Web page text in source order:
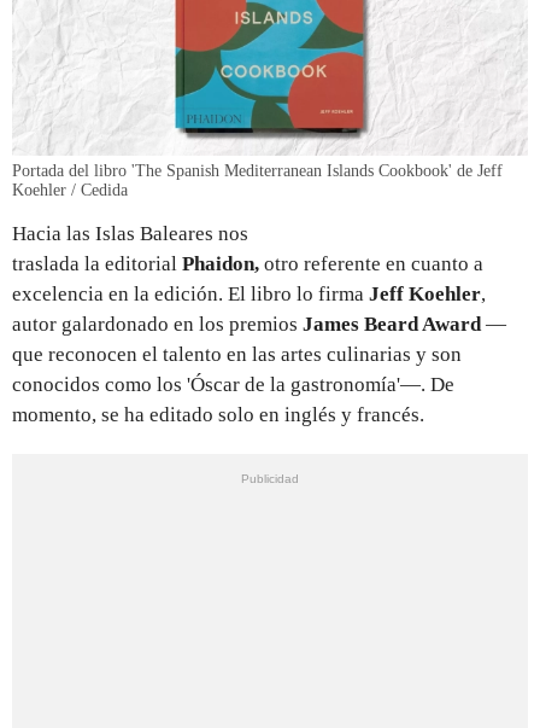
Portada del libro 'The Spanish Mediterranean Islands Cookbook' de Jeff
Koehler / Cedida
Hacia las Islas Baleares nos
traslada la editorial Phaidon, otro referente en cuanto a
excelencia en la edición. El libro lo firma Jeff Koehler,
autor galardonado en los premios James Beard Award —
que reconocen el talento en las artes culinarias y son
conocidos como los 'Óscar de la gastronomía'—. De
momento, se ha editado solo en inglés y francés.